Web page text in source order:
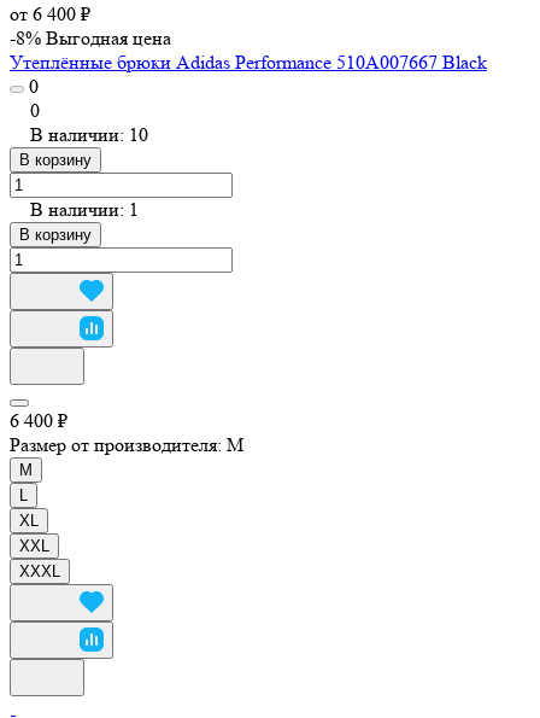
от 6 400 ₽
-8% Выгодная цена
Утеплённые брюки Adidas Performance 510A007667 Black
0
0
В наличии: 10
В корзину
В наличии: 1
В корзину
6 400 ₽
Размер от производителя: M
M
XL
XXL
XXXL